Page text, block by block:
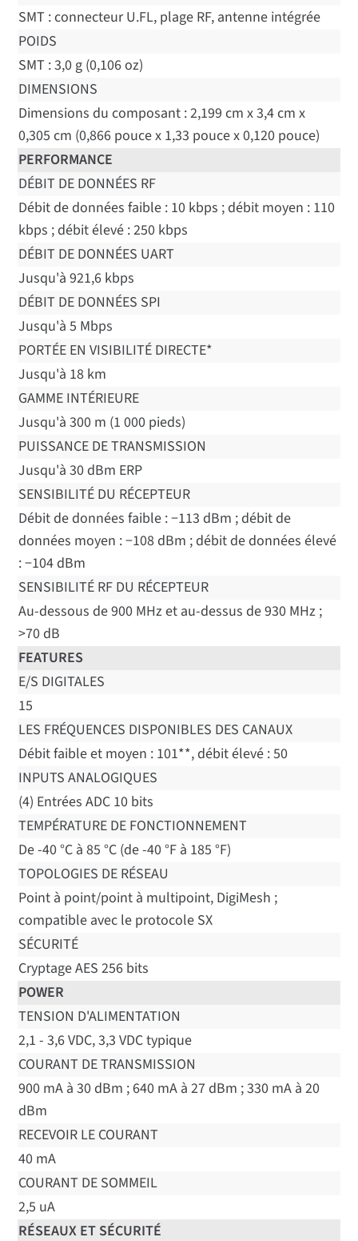
SMT : connecteur U.FL, plage RF, antenne intégrée
POIDS
SMT : 3,0 g (0,106 oz)
DIMENSIONS
Dimensions du composant : 2,199 cm x 3,4 cm x
0,305 cm (0,866 pouce x 1,33 pouce x 0,120 pouce)
PERFORMANCE
DÉBIT DE DONNÉES RF
Débit de données faible : 10 kbps ; débit moyen : 110
kbps ; débit élevé : 250 kbps
DÉBIT DE DONNÉES UART
Jusqu'à 921,6 kbps
DÉBIT DE DONNÉES SPI
Jusqu'à 5 Mbps
PORTÉE EN VISIBILITÉ DIRECTE*
Jusqu'à 18 km
GAMME INTÉRIEURE
Jusqu'à 300 m (1 000 pieds)
PUISSANCE DE TRANSMISSION
Jusqu'à 30 dBm ERP
SENSIBILITÉ DU RÉCEPTEUR
Débit de données faible : −113 dBm ; débit de
données moyen : −108 dBm ; débit de données élevé
: −104 dBm
SENSIBILITÉ RF DU RÉCEPTEUR
Au-dessous de 900 MHz et au-dessus de 930 MHz ;
>70 dB
FEATURES
E/S DIGITALES
15
LES FRÉQUENCES DISPONIBLES DES CANAUX
Débit faible et moyen : 101**, débit élevé : 50
INPUTS ANALOGIQUES
(4) Entrées ADC 10 bits
TEMPÉRATURE DE FONCTIONNEMENT
De -40 °C à 85 °C (de -40 °F à 185 °F)
TOPOLOGIES DE RÉSEAU
Point à point/point à multipoint, DigiMesh ;
compatible avec le protocole SX
SÉCURITÉ
Cryptage AES 256 bits
POWER
TENSION D'ALIMENTATION
2,1 - 3,6 VDC, 3,3 VDC typique
COURANT DE TRANSMISSION
900 mA à 30 dBm ; 640 mA à 27 dBm ; 330 mA à 20
dBm
RECEVOIR LE COURANT
40 mA
COURANT DE SOMMEIL
2,5 uA
RÉSEAUX ET SÉCURITÉ